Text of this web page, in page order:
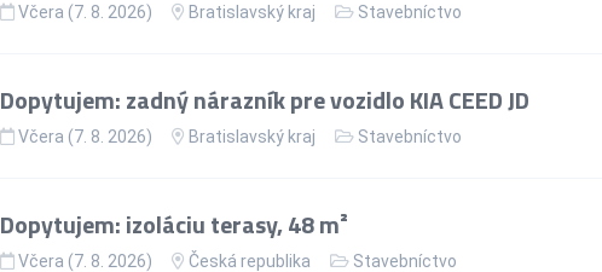
Včera (7. 8. 2026) Bratislavský kraj Stavebníctvo
Dopytujem: zadný nárazník pre vozidlo KIA CEED JD
Včera (7. 8. 2026) Bratislavský kraj Stavebníctvo
Dopytujem: izoláciu terasy, 48 m²
Včera (7. 8. 2026) Česká republika Stavebníctvo